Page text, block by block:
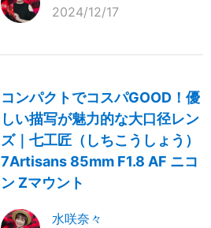
2024/12/17
コンパクトでコスパGOOD！優
しい描写が魅力的な大口径レン
ズ｜七工匠（しちこうしょう）
7Artisans 85mm F1.8 AF ニコ
ン Zマウント
水咲奈々